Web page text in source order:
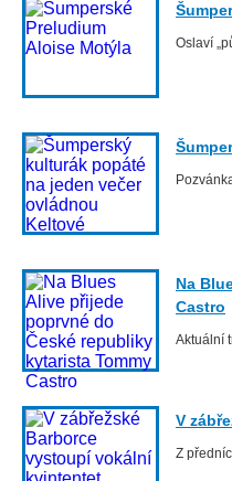
Oslaví
Na
Castro
Aktuální
V
Z